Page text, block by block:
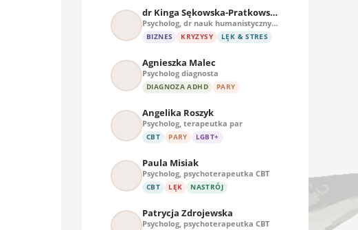
dr Kinga Sękowska-Pratkowska
Psycholog, dr nauk humanistycznych
BIZNES KRYZYSY LĘK & STRES
Agnieszka Malec
Psycholog diagnosta
DIAGNOZA ADHD PARY
Angelika Roszyk
Psycholog, terapeutka par
CBT PARY LGBT+
Paula Misiak
Psycholog, psychoterapeutka CBT
CBT LĘK NASTRÓJ
Patrycja Zdrojewska
Psycholog, psychoterapeutka CBT